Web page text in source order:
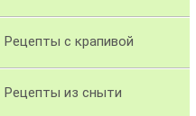
Рецепты с крапивой
Рецепты из сныти